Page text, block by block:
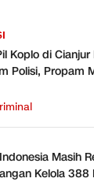
Koplo di
Polisi, Propam
Masih
Kelola 388